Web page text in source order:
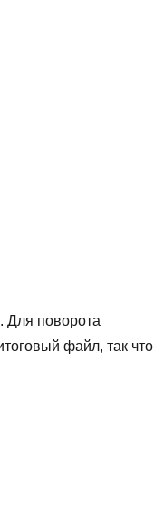
Для поворота
файл, так что